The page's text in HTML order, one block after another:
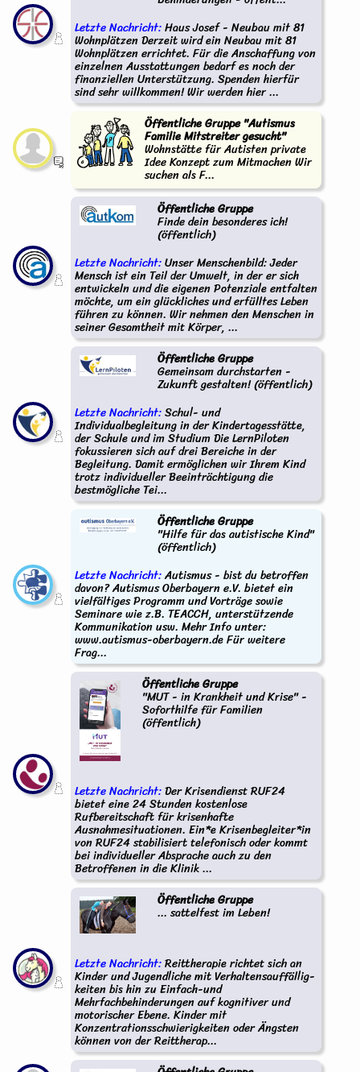
Letzte Nachricht:Haus Josef - Neubau mit 81
Wohnplätzen Derzeit wird ein Neubau mit 81
Wohnplätzen errichtet. Für die Anschaffung von
einzelnen Ausstattungen bedarf es noch der
finanziellen Unterstützung. Spenden hierfür
sind sehr willkommen! Wir werden hier ...
Öffentliche Gruppe "Autismus
Familie Mitstreiter gesucht"
Wohnstätte für Autisten private
Idee Konzept zum Mitmachen Wir
suchen als F...
Öffentliche Gruppe
Finde dein besonderes ich!
(öffentlich)
Letzte Nachricht:Unser Menschenbild: Jeder
Mensch ist ein Teil der Umwelt, in der er sich
entwickeln und die eigenen Potenziale entfalten
möchte, um ein glückliches und erfülltes Leben
führen zu können. Wir nehmen den Menschen in
seiner Gesamtheit mit Körper, ...
Öffentliche Gruppe
Gemeinsam durchstarten -
Zukunft gestalten! (öffentlich)
Letzte Nachricht:Schul- und
Individualbegleitung in der Kindertagesstätte,
der Schule und im Studium Die LernPiloten
fokussieren sich auf drei Bereiche in der
Begleitung. Damit ermöglichen wir Ihrem Kind
trotz individueller Beeinträchtigung die
bestmögliche Tei...
Öffentliche Gruppe
"Hilfe für das autistische Kind"
(öffentlich)
Letzte Nachricht:Autismus - bist du betroffen
davon? Autismus Oberbayern e.V. bietet ein
vielfältiges Programm und Vorträge sowie
Seminare wie z.B. TEACCH, unterstützende
Kommunikation usw. Mehr Info unter:
www.autismus-oberbayern.de Für weitere
Frag...
Öffentliche Gruppe
"MUT - in Krankheit und Krise" -
Soforthilfe für Familien
(öffentlich)
Letzte Nachricht:Der Krisendienst RUF24
bietet eine 24 Stunden kostenlose
Rufbereitschaft für krisenhafte
Ausnahmesituationen. Ein*e Krisenbegleiter*in
von RUF24 stabilisiert telefonisch oder kommt
bei individueller Absprache auch zu den
Betroffenen in die Klinik ...
Öffentliche Gruppe
... sattelfest im Leben!
Letzte Nachricht:Reittherapie richtet sich an
Kinder und Jugendliche mit Verhaltensauffällig-
keiten bis hin zu Einfach-und
Mehrfachbehinderungen auf kognitiver und
motorischer Ebene. Kinder mit
Konzentrationsschwierigkeiten oder Ängsten
können von der Reittherap...